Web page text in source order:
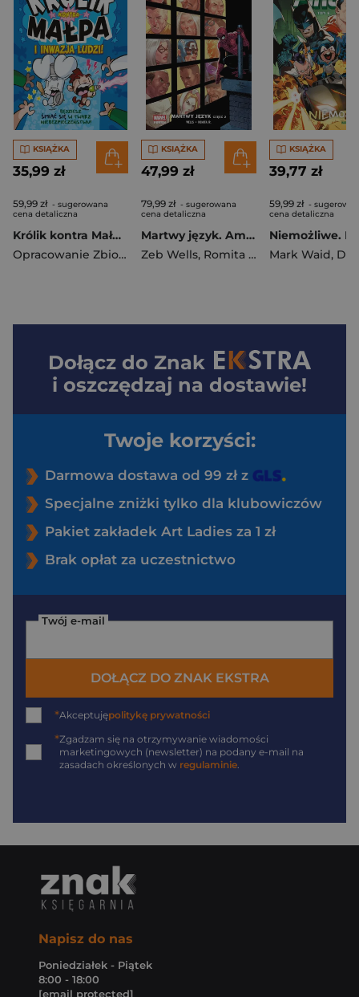
KSIĄŻKA
35,99 zł
59,99 zł - sugerowana
cena detaliczna
Królik kontra Małpa i inwazja ludzi! Tom 2
Opracowanie Zbiorowe
KSIĄŻKA
47,99 zł
79,99 zł - sugerowana
cena detaliczna
Martwy język. Amazing Spider-Man. Tom 6. Część 2
Zeb Wells, Romita John Jr.
KSIĄŻKA
39,77 zł
59,99 zł -
cena detaliczna
Mark Waid, Dan
Dołącz do Znak
i oszczędzaj na dostawie!
Twoje korzyści:
Darmowa dostawa od 99 zł z
Specjalne zniżki tylko dla klubowiczów
Pakiet zakładek Art Ladies za 1 zł
Brak opłat za uczestnictwo
Twój e-mail
DOŁĄCZ DO ZNAK EKSTRA
*Akceptujępolitykę prywatności
*Zgadzam się na otrzymywanie wiadomości
marketingowych (newsletter) na podany e-mail na
zasadach określonych w regulaminie
Napisz do nas
Poniedziałek - Piątek
8:00 - 18:00
[email protected]